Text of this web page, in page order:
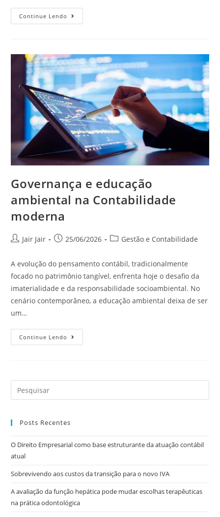
Continue Lendo
Governança e educação
ambiental na Contabilidade
moderna
Jair Jair 25/06/2026 Gestão e Contabilidade
A evolução do pensamento contábil, tradicionalmente
focado no patrimônio tangível, enfrenta hoje o desafio da
imaterialidade e da responsabilidade socioambiental. No
cenário contemporâneo, a educação ambiental deixa de ser
um…
Continue Lendo
Posts Recentes
O Direito Empresarial como base estruturante da atuação contábil
atual
Sobrevivendo aos custos da transição para o novo IVA
A avaliação da função hepática pode mudar escolhas terapêuticas
na prática odontológica